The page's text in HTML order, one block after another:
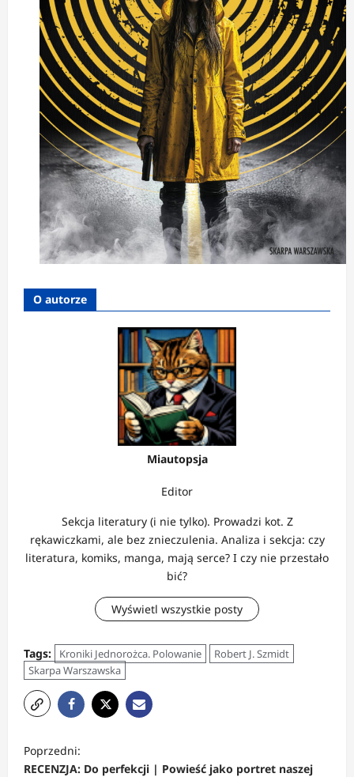
O autorze
Miautopsja
Editor
Sekcja literatury (i nie tylko). Prowadzi kot. Z
rękawiczkami, ale bez znieczulenia. Analiza i sekcja: czy
literatura, komiks, manga, mają serce? I czy nie przestało
bić?
Wyświetl wszystkie posty
Tags: Kroniki Jednorożca. Polowanie
Robert J. Szmidt
Skarpa Warszawska
o
Poprzedni:
RECENZJA: Do perfekcji | Powieść jako portret naszej